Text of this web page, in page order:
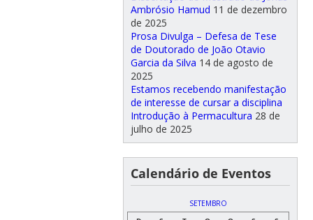
Ambrósio Hamud 11 de dezembro
de 2025
Prosa Divulga – Defesa de Tese
de Doutorado de João Otavio
Garcia da Silva 14 de agosto de
2025
Estamos recebendo manifestação
de interesse de cursar a disciplina
Introdução à Permacultura 28 de
julho de 2025
Calendário de Eventos
SETEMBRO